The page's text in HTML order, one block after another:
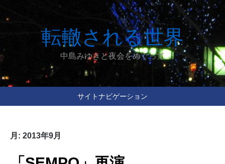
転轍される世界
中島みゆきと夜会をめぐって
サイトナビゲーション
月: 2013年9月